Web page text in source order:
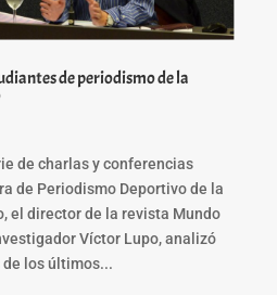
de periodismo de la
de charlas y conferencias
de Periodismo Deportivo de la
el director de la revista Mundo
Víctor Lupo, analizó
los últimos...